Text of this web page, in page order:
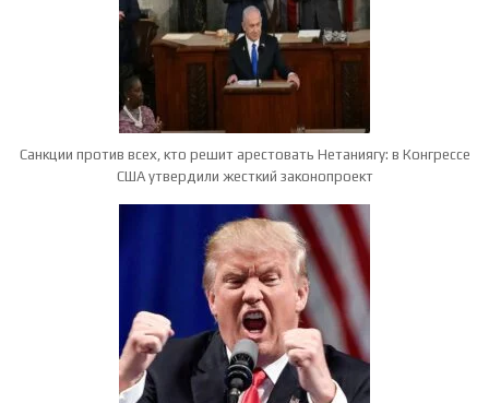
Санкции против всех, кто решит арестовать Нетаниягу: в Конгрессе
США утвердили жесткий законопроект